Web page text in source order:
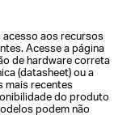
aos recursos
Acesse a página
de hardware correta
(datasheet) ou a
mais recentes
do produto
podem não